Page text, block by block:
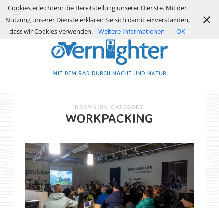
MIT DEM RAD DURCH NACHT UND NATUR
BROWSING CATEGORY
WORKPACKING
Cookies erleichtern die Bereitstellung unserer Dienste. Mit der
Nutzung unserer Dienste erklären Sie sich damit einverstanden,
dass wir Cookies verwenden.
Weitere Informationen OK